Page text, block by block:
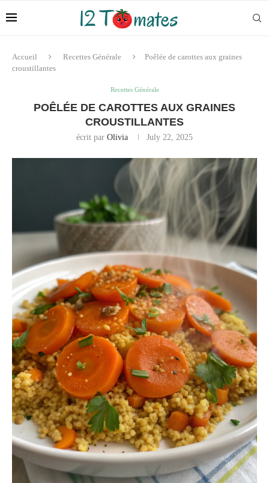
Accueil Recettes Générale
Poêlée de carottes aux graines
croustillantes
Recettes Générale
POÊLÉE DE CAROTTES AUX GRAINES
CROUSTILLANTES
écrit par Olivia July 22, 2025